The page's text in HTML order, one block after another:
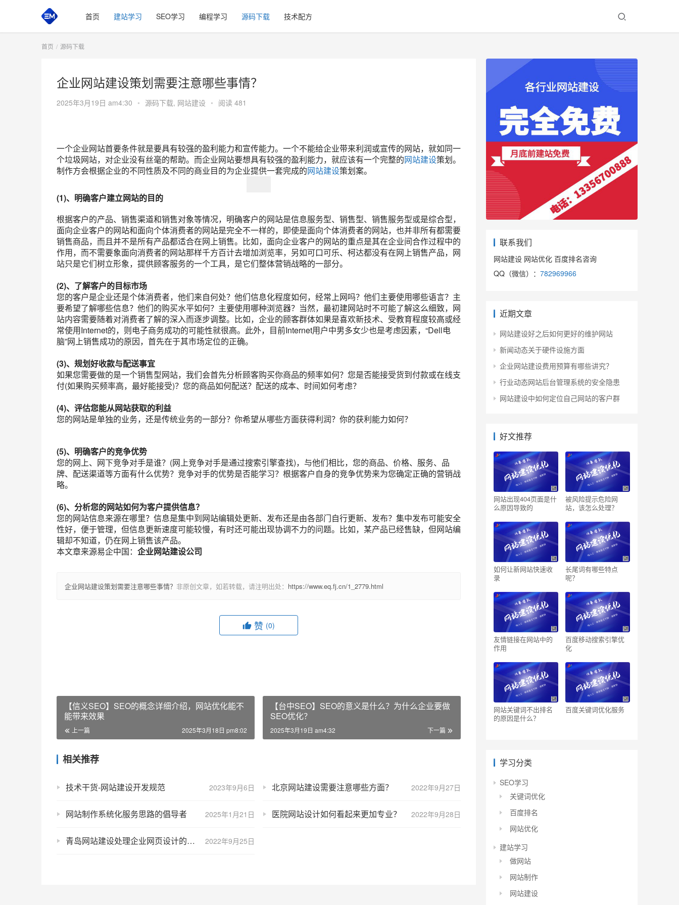
首页 建站学习 SEO学习 编程学习 源码下载 技术配方
首页 源码下载
企业网站建设策划需要注意哪些事情？
2025年3月19日 am4:30 • 源码下载, 网站建设 • 阅读 481
一个企业网站首要条件就是要具有较强的盈利能力和宣传能力。一个不能给企业带来利润或宣传的网站，就如同一
个垃圾网站，对企业没有丝毫的帮助。而企业网站要想具有较强的盈利能力，就应该有一个完整的网站建设策划。
制作方会根据企业的不同性质及不同的商业目的为企业提供一套完成的网站建设策划案。
(1)、明确客户建立网站的目的
根据客户的产品、销售渠道和销售对象等情况，明确客户的网站是信息服务型、销售型、销售服务型或是综合型，
面向企业客户的网站和面向个体消费者的网站是完全不一样的，即使是面向个体消费者的网站，也并非所有都需要
销售商品，而且并不是所有产品都适合在网上销售。比如，面向企业客户的网站的重点是其在企业间合作过程中的
作用，而不需要象面向消费者的网站那样千方百计去增加浏览率，另如可口可乐、柯达都没有在网上销售产品，网
站只是它们树立形象，提供顾客服务的一个工具，是它们整体营销战略的一部分。
(2)、了解客户的目标市场
您的客户是企业还是个体消费者，他们来自何处？他们信息化程度如何，经常上网吗？他们主要使用哪些语言？主
要希望了解哪些信息？他们的购买水平如何？主要使用哪种浏览器？当然，最初建网站时不可能了解这么细致，网
站内容需要随着对消费者了解的深入而逐步调整。比如，企业的顾客群体如果是喜欢新技术、受教育程度较高或经
常使用Internet的，则电子商务成功的可能性就很高。此外，目前Internet用户中男多女少也是考虑因素，“Dell电
脑”网上销售成功的原因，首先在于其市场定位的正确。
(3)、规划好收款与配送事宜
如果您需要做的是一个销售型网站，我们会首先分析顾客购买你商品的频率如何？您是否能接受货到付款或在线支
付(如果购买频率高，最好能接受)？您的商品如何配送？配送的成本、时间如何考虑？
(4)、评估您能从网站获取的利益
您的网站是单独的业务，还是传统业务的一部分？你希望从哪些方面获得利润？你的获利能力如何？
(5)、明确客户的竞争优势
您的网上、网下竞争对手是谁？(网上竞争对手是通过搜索引擎查找)，与他们相比，您的商品、价格、服务、品
牌、配送渠道等方面有什么优势？竞争对手的优势是否能学习？根据客户自身的竞争优势来为您确定正确的营销战
略。
(6)、分析您的网站如何为客户提供信息？
您的网站信息来源在哪里？信息是集中到网站编辑处更新、发布还是由各部门自行更新、发布？集中发布可能安全
性好，便于管理，但信息更新速度可能较慢，有时还可能出现协调不力的问题。比如，某产品已经售缺，但网站编
辑却不知道，仍在网上销售该产品。
本文章来源易企中国： 企业网站建设公司
企业网站建设策划需要注意哪些事情？ 非原创文章，如若转载，请注明出处： https://www.eq.fj.cn/1_2779.html
赞 (0)
【信义SEO】SEO的概念详细介绍，网站优化能不
能带来效果
上一篇 2025年3月18日 pm8:02
【台中SEO】SEO的意义是什么？为什么企业要做
SEO优化？
下一篇
2025年3月19日 am4:32
相关推荐
2023年9月6日
技术干货-网站建设开发规范 2022年9月27日
北京网站建设需要注意哪些方面？
2025年1月21日
网站制作系统化服务思路的倡导者 2022年9月28日
医院网站设计如何看起来更加专业？
2022年9月25日
青岛网站建设处理企业网页设计的几个误区
联系我们
网站建设 网站优化 百度排名咨询
QQ（微信）： 782969966
近期文章
网站建设好之后如何更好的维护网站
新闻动态关于硬件设施方面
企业网站建设费用预算有哪些讲究？
行业动态网站后台管理系统的安全隐患
网站建设中如何定位自己网站的客户群
好文推荐
网站出现404页面是什
么原因导致的
被风险提示危险网
站，该怎么处理？
如何让新网站快速收
录
长尾词有哪些特点
呢？
友情链接在网站中的
作用
百度移动搜索引擎优
化
网站关键词不出排名
的原因是什么？
百度关键词优化服务
学习分类
SEO学习
关键词优化
百度排名
网站优化
建站学习
做网站
网站制作
网站建设